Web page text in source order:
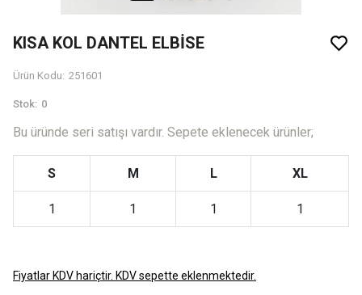
KISA KOL DANTEL ELBİSE
Ürün Kodu: 251601
Stok: 0
Bu üründe seri satışı vardır. Sepete eklenecek ürünler;
S M L XL
1 1 1 1
Fiyatlar KDV hariçtir. KDV sepette eklenmektedir.